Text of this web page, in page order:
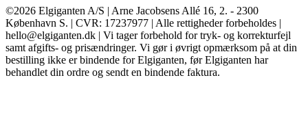
©2026 Elgiganten A/S | Arne Jacobsens Allé 16, 2. - 2300
København S. | CVR: 17237977 | Alle rettigheder forbeholdes |
hello@elgiganten.dk | Vi tager forbehold for tryk- og korrekturfejl
samt afgifts- og prisændringer. Vi gør i øvrigt opmærksom på at din
bestilling ikke er bindende for Elgiganten, før Elgiganten har
behandlet din ordre og sendt en bindende faktura.